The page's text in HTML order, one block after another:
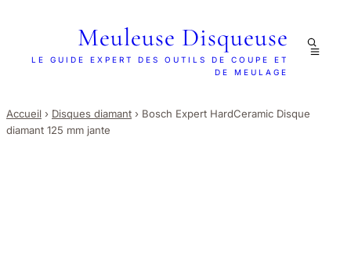
Meuleuse Disqueuse
LE GUIDE EXPERT DES OUTILS DE COUPE ET
DE MEULAGE
Accueil › Disques diamant › Bosch Expert HardCeramic Disque
diamant 125 mm jante